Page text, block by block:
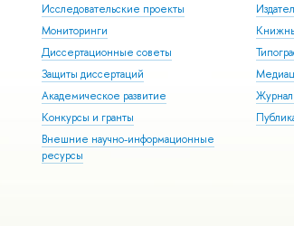
Исследовательские проекты
Мониторинги
Диссертационные советы
Защиты диссертаций
Академическое развитие
Конкурсы и гранты
Внешние научно-информационные
ресурсы